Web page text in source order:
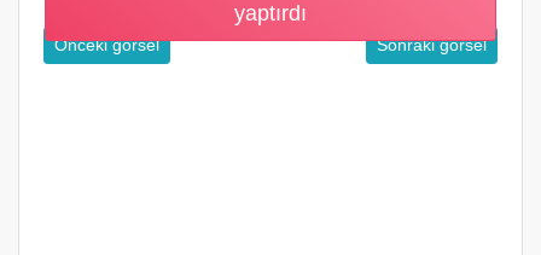
yaptırdı
Önceki görsel Sonraki görsel